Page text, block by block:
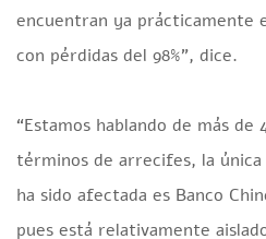
encuentran ya prácticamente
con pérdidas del 98%”, dice.
“Estamos hablando de más
términos de arrecifes, la
ha sido afectada es Banco
pues está relativamente